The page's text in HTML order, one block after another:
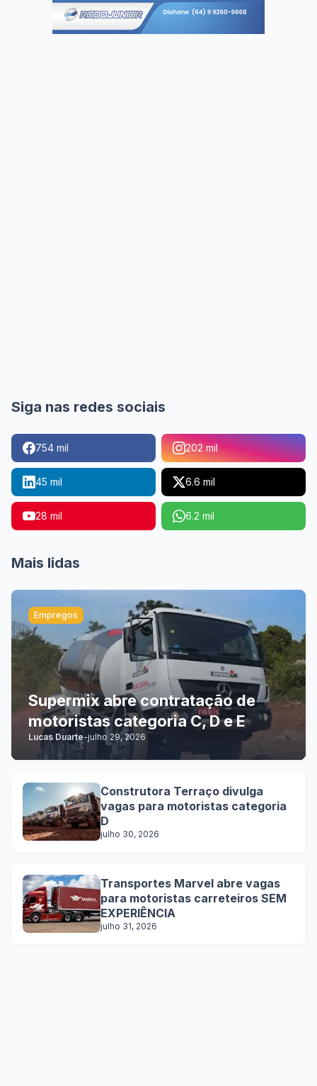
Siga nas redes sociais
754 mil 202 mil
45 mil 6.6 mil
28 mil 6.2 mil
Mais lidas
Empregos
Supermix abre contratação de
motoristas categoria C, D e E
Lucas Duarte-julho 29, 2026
Construtora Terraço divulga
vagas para motoristas categoria
D
julho 30, 2026
Transportes Marvel abre vagas
para motoristas carreteiros SEM
EXPERIÊNCIA
julho 31, 2026